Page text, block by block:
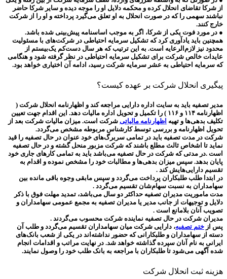
از شرکا تقاضای انحلال کرده و محکمه دلایل او را موجه دیده و سایر شرکا حاضر
نباشند سهمی را که در صورت انحلال به او تعلق می‌گیرد پرداخته و او را از شرکت
خارج کنند.
● در مورد فوت یکی از شرکا، اگر به موجب اساسنامه پیش‌بینی شده باشد.
همچنین باید یادآوری کرد که تشکیل سرمایه احتیاطی در شرکت‌های با مسئولیت
محدود نیز لازم‌الرعایه است. به این ترتیب که هر سال دست‌کم یک‌بیستم از‌
عایدات خالص شرکت برای تشکیل سرمایه احتیاطی در نظر گرفته شود و هنگامی
که سرمایه احتیاطی به عشر سرمایه شرکت رسید، ادامه آن اختیاری خواهد بود.
پیگیری انحلال شرکت بر عهده کیست؟
مدیر تصفیه باید به سایت اداره دارایی مراجعه کند و اظهارنامه انحلال شرکت (
اظهارنامه ۱۱۴ و ۱۱۶ ) را تکمیل و تحویل اداره مالیات دهد. این اقدام جهت تعیین
تکلیف بدهی‌ها و تهیه اظهارنامه مالیاتی شرکت است. میزان مالیات شرکت بعد از
تحویل اظهارنامه و بررسی توسط کارشناس مربوطه مشخص می‌گردد.
شرکت در مدت تصفیه باید در تمامی سربرگ‌های خود عنوان در حال تصفیه را قید
نماید تا اشخاص ثالث مطلع باشند که شرکت مزبور منحل گشته و در حال تصفیه
است .در مدتی که شرکت در حال تصفیه می‌باشد باید به تمامی کارهای جاری خود
پایان بدهد. سپس میزان بدهی‌ها و مطالبات خود را مشخص نموده و اقدام به
تقسیم دارایی‌هایش کند .
در ابتدا طلب طلبکاران پرداخت می‌گردد و سپس مابقی وجوه باقی مانده بین
سهامداران به نسبت سهام‌شان تقسیم می‌گردد .
مدت ماموریت مدیران تصفیه حداکثر دو سال می‌باشد، تمدید مهلت فوق با ذکر
دلایل و توجیهات از جانب مدیر یا مدیران تصفیه به مجمع عمومی سهامداران و
تصویب آنان بلامانع است .
مدیران شرکت در حال تصفیه نماینده شرکت محسوب می‌گردند .
پس از ختم تصفیه، دارایی شرکت میان سهامداران تقسیم می‌گردد و طلب آن
دسته از سهامداران و طلبکارانی که حضور نداشته‌اند در یکی از شعب بانک‌های
ایرانی به نام آنان سپرده گذاشته خواهد شد. در نهایت مراتب و اقدامات انجام
شده آگهی می‌شود تا طلبکاران با مراجعه به بانک طلب خود را وصول نمایند.
هزینه ثبت انحلال شرکت